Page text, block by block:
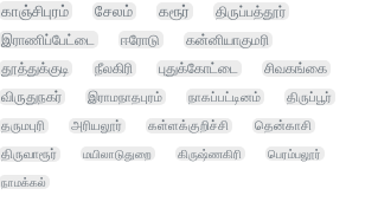
காஞ்சிபுரம்
சேலம் கரூர்
திருப்பத்தூர்
இராணிப்பேட்டை
ஈரோடு
கன்னியாகுமரி
தூத்துக்குடி
நீலகிரி புதுக்கோட்டை
சிவகங்கை
விருதுநகர்
இராமநாதபுரம் நாகப்பட்டினம் திருப்பூர்
தருமபுரி அரியலூர் கள்ளக்குறிச்சி
தென்காசி
திருவாரூர்
மயிலாடுதுறை கிருஷ்ணகிரி
பெரம்பலூர்
நாமக்கல்